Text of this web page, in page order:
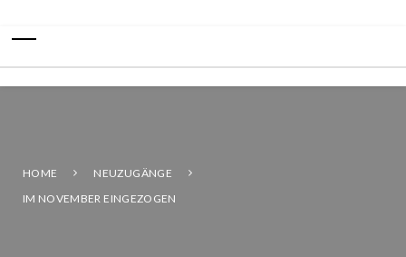
HOME
NEUZUGÄNGE
IM NOVEMBER EINGEZOGEN